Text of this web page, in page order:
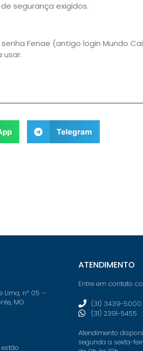
segurança exigidos.
Fenae (antigo login Mundo
usar.
Telegram
Lima, nº 05 –
MG
ATENDIMENTO
Entre em contato
(31) 3439-5000
(31) 2391-5455
Atendimento
segunda a sexta-